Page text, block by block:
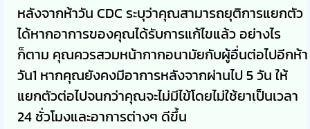
หลังจากห้าวัน CDC ระบุว่าคุณสามารถยุติการแยกตัว
ได้หากอาการของคุณได้รับการแก้ไขแล้ว อย่างไร
ก็ตาม คุณควรสวมหน้ากากอนามัยกับผู้อื่นต่อไปอีกห้า
วัน1 หากคุณยังคงมีอาการหลังจากผ่านไป 5 วัน ให้
แยกตัวต่อไปจนกว่าคุณจะไม่มีไข้โดยไม่ใช้ยาเป็นเวลา
24 ชั่วโมงและอาการต่างๆ ดีขึ้น